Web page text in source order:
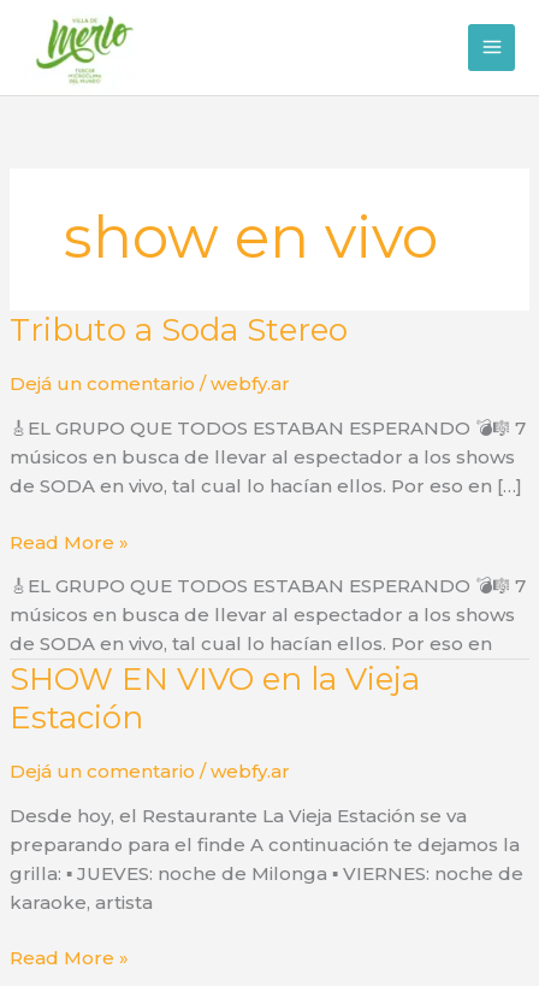
contenido
show en vivo
Tributo a Soda Stereo
Dejá un comentario /webfy.ar
🎸EL GRUPO QUE TODOS ESTABAN ESPERANDO 💣🎼 7
músicos en busca de llevar al espectador a los shows
de SODA en vivo, tal cual lo hacían ellos. Por eso en […]
Tributo
Soda
Stereo
Read More »
🎸EL GRUPO QUE TODOS ESTABAN ESPERANDO 💣🎼 7
músicos en busca de llevar al espectador a los shows
de SODA en vivo, tal cual lo hacían ellos. Por eso en
SHOW EN VIVO en la Vieja
Estación
Dejá un comentario /webfy.ar
Desde hoy, el Restaurante La Vieja Estación se va
preparando para el finde A continuación te dejamos la
grilla: ▪️ JUEVES: noche de Milonga ▪️ VIERNES: noche de
karaoke, artista
SHOW
Read More »